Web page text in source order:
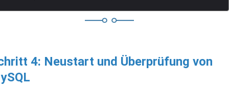
4: Neustart und Überprüfung von